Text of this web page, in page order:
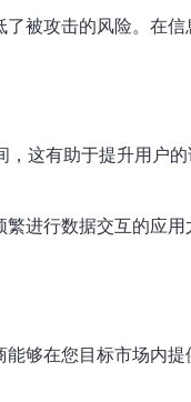
被攻击的风险。在
这有助于提升用户
进行数据交互的应
够在您目标市场内